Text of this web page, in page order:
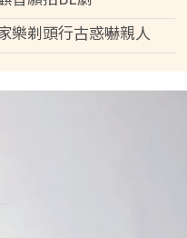
樂剃頭行古惑嚇親人